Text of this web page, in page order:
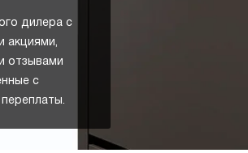
дилера с
акциями,
отзывами
с